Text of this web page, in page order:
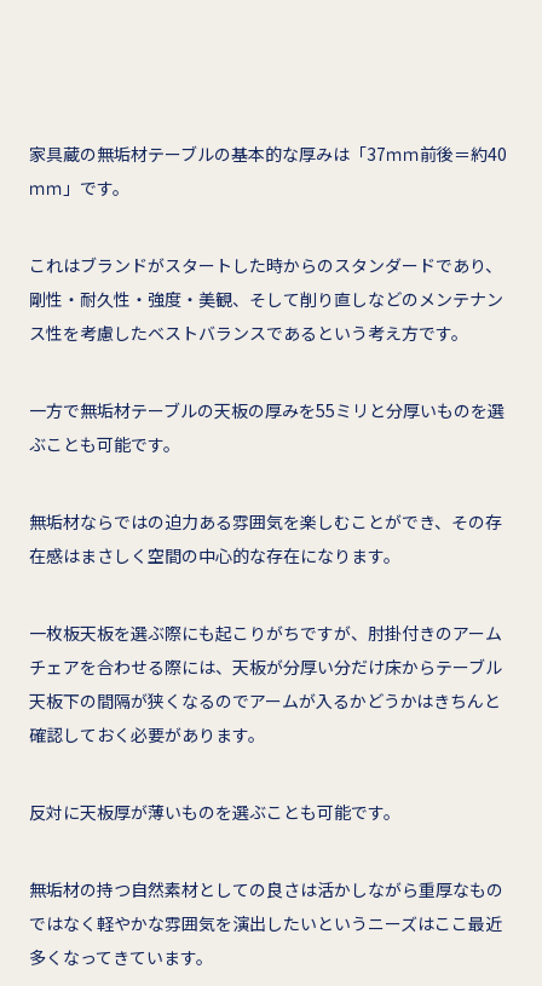
家具蔵の無垢材テーブルの基本的な厚みは「37ｍｍ前後＝約40
ｍｍ」です。
これはブランドがスタートした時からのスタンダードであり、
剛性・耐久性・強度・美観、そして削り直しなどのメンテナン
ス性を考慮したベストバランスであるという考え方です。
一方で無垢材テーブルの天板の厚みを55ミリと分厚いものを選
ぶことも可能です。
無垢材ならではの迫力ある雰囲気を楽しむことができ、その存
在感はまさしく空間の中心的な存在になります。
一枚板天板を選ぶ際にも起こりがちですが、肘掛付きのアーム
チェアを合わせる際には、天板が分厚い分だけ床からテーブル
天板下の間隔が狭くなるのでアームが入るかどうかはきちんと
確認しておく必要があります。
反対に天板厚が薄いものを選ぶことも可能です。
無垢材の持つ自然素材としての良さは活かしながら重厚なもの
ではなく軽やかな雰囲気を演出したいというニーズはここ最近
多くなってきています。